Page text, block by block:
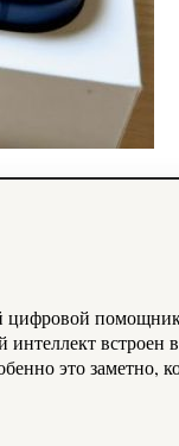
интеллект
это заметно,